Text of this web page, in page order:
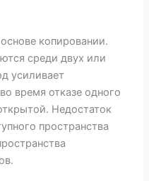
копировании.
среди двух или
усиливает
время отказе одного
Недостаток
пространства